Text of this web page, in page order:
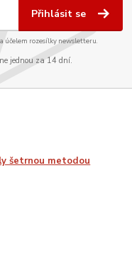
Přihlásit se
účelem rozesílky newsletteru.
jednou za 14 dní.
šetrnou metodou